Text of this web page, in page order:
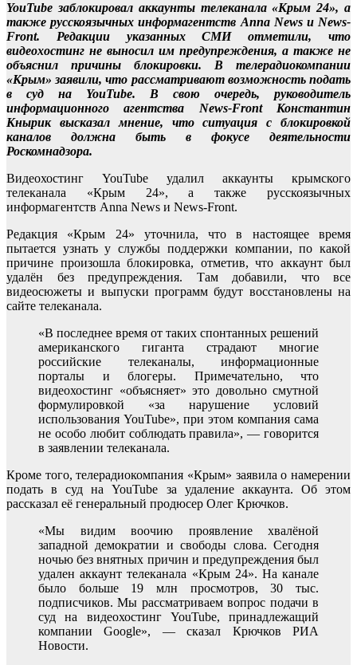
YouTube заблокировал аккаунты телеканала «Крым 24», а
также русскоязычных информагентств Anna News и News-
Front. Редакции указанных СМИ отметили, что
видеохостинг не выносил им предупреждения, а также не
объяснил причины блокировки. В телерадиокомпании
«Крым» заявили, что рассматривают возможность подать
в суд на YouTube. В свою очередь, руководитель
информационного агентства News-Front Константин
Кнырик высказал мнение, что ситуация с блокировкой
каналов должна быть в фокусе деятельности
Роскомнадзора.
Видеохостинг YouTube удалил аккаунты крымского
телеканала «Крым 24», а также русскоязычных
информагентств Anna News и News-Front.
Редакция «Крым 24» уточнила, что в настоящее время
пытается узнать у службы поддержки компании, по какой
причине произошла блокировка, отметив, что аккаунт был
удалён без предупреждения. Там добавили, что все
видеосюжеты и выпуски программ будут восстановлены на
сайте телеканала.
«В последнее время от таких спонтанных решений
американского гиганта страдают многие
российские телеканалы, информационные
порталы и блогеры. Примечательно, что
видеохостинг «объясняет» это довольно смутной
формулировкой «за нарушение условий
использования YouTube», при этом компания сама
не особо любит соблюдать правила», — говорится
в заявлении телеканала.
Кроме того, телерадиокомпания «Крым» заявила о намерении
подать в суд на YouTube за удаление аккаунта. Об этом
рассказал её генеральный продюсер Олег Крючков.
«Мы видим воочию проявление хвалёной
западной демократии и свободы слова. Сегодня
ночью без внятных причин и предупреждения был
удален аккаунт телеканала «Крым 24». На канале
было больше 19 млн просмотров, 30 тыс.
подписчиков. Мы рассматриваем вопрос подачи в
суд на видеохостинг YouTube, принадлежащий
компании Google», — сказал Крючков РИА
Новости.